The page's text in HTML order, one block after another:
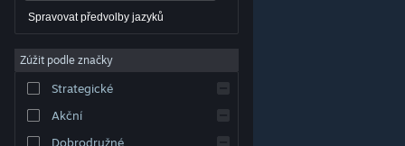
© Valve Corporation. Všechna práva vyhrazena.
příslušných subjektů v USA a dalších zemích.
Smlouva o užívání služby Steam
Cookies
Spravovat předvolby jazyků
Zúžit podle značky
Strategické
Akční
Dobrodružné